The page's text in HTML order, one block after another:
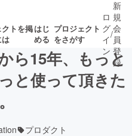
トを掲はじ
める
プロジェクト
をさがす
ロ
グ
イ
ン
/
新
規
会
員
登
録
ら15年、もっと
と使って頂きた
プロダクト